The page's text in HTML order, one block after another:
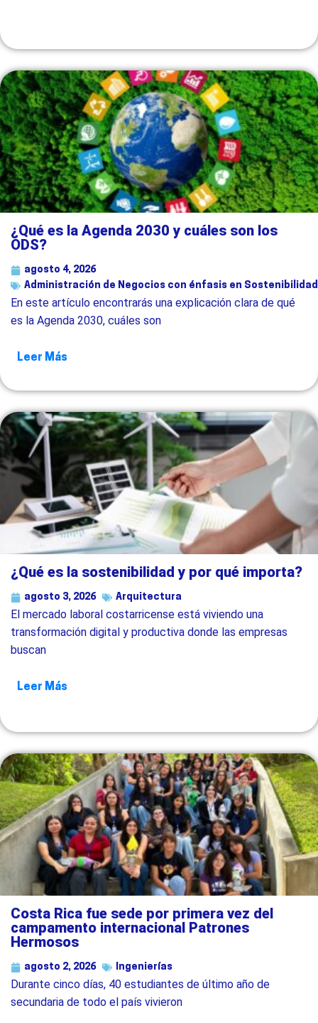
¿Qué es la Agenda 2030 y cuáles son los
ODS?
agosto 4, 2026
Administración de Negocios con énfasis en Sostenibilidad
En este artículo encontrarás una explicación clara de qué
es la Agenda 2030, cuáles son
Leer Más
¿Qué es la sostenibilidad y por qué importa?
agosto 3, 2026 Arquitectura
El mercado laboral costarricense está viviendo una
transformación digital y productiva donde las empresas
buscan
Leer Más
Costa Rica fue sede por primera vez del
campamento internacional Patrones
Hermosos
agosto 2, 2026 Ingenierías
Durante cinco días, 40 estudiantes de último año de
secundaria de todo el país vivieron